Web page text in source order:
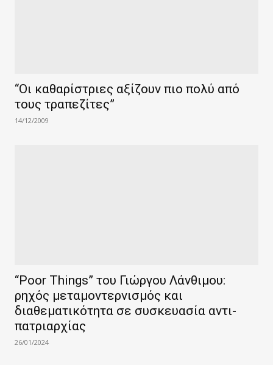
“Οι καθαρίστριες αξίζουν πιο πολύ από
τους τραπεζίτες”
14/12/2009
“Poor Things” του Γιώργου Λάνθιμου:
ρηχός μεταμοντερνισμός και
διαθεματικότητα σε συσκευασία αντι-
πατριαρχίας
26/01/2024